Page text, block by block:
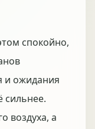
спокойно,
и ожидания
сильнее.
воздуха, а